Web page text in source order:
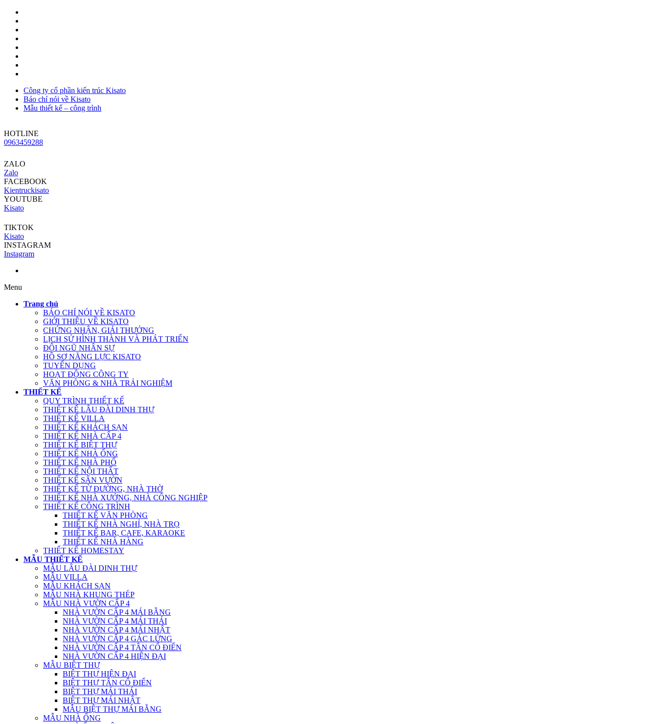
Công ty cổ phần kiến trúc Kisato
Báo chí nói về Kisato
Mẫu thiết kế – công trình
HOTLINE
0963459288
ZALO
Zalo
FACEBOOK
Kientruckisato
YOUTUBE
Kisato
TIKTOK
Kisato
INSTAGRAM
Instagram
Menu
Trang chủ
BÁO CHÍ NÓI VỀ KISATO
GIỚI THIỆU VỀ KISATO
CHỨNG NHẬN, GIẢI THƯỞNG
LỊCH SỬ HÌNH THÀNH VÀ PHÁT TRIỂN
ĐỘI NGŨ NHÂN SỰ
HỒ SƠ NĂNG LỰC KISATO
TUYỂN DỤNG
HOẠT ĐỘNG CÔNG TY
VĂN PHÒNG & NHÀ TRẢI NGHIỆM
THIẾT KẾ
QUY TRÌNH THIẾT KẾ
THIẾT KẾ LÂU ĐÀI DINH THỰ
THIẾT KẾ VILLA
THIẾT KẾ KHÁCH SẠN
THIẾT KẾ NHÀ CẤP 4
THIẾT KẾ BIỆT THỰ
THIẾT KẾ NHÀ ỐNG
THIẾT KẾ NHÀ PHỐ
THIẾT KẾ NỘI THẤT
THIẾT KẾ SÂN VƯỜN
THIẾT KẾ TỪ ĐƯỜNG, NHÀ THỜ
THIẾT KẾ NHÀ XƯỞNG, NHÀ CÔNG NGHIỆP
THIẾT KẾ CÔNG TRÌNH
THIẾT KẾ VĂN PHÒNG
THIẾT KẾ NHÀ NGHỈ, NHÀ TRỌ
THIẾT KẾ BAR, CAFE, KARAOKE
THIẾT KẾ NHÀ HÀNG
THIẾT KẾ HOMESTAY
MẪU THIẾT KẾ
MẪU LÂU ĐÀI DINH THỰ
MẪU VILLA
MẪU KHÁCH SẠN
MẪU NHÀ KHUNG THÉP
MẪU NHÀ VƯỜN CẤP 4
NHÀ VƯỜN CẤP 4 MÁI BẰNG
NHÀ VƯỜN CẤP 4 MÁI THÁI
NHÀ VƯỜN CẤP 4 MÁI NHẬT
NHÀ VƯỜN CẤP 4 GÁC LỬNG
NHÀ VƯỜN CẤP 4 TÂN CỔ ĐIỂN
NHÀ VƯỜN CẤP 4 HIỆN ĐẠI
MẪU BIỆT THỰ
BIỆT THỰ HIỆN ĐẠI
BIỆT THỰ TÂN CỔ ĐIỂN
BIỆT THỰ MÁI THÁI
BIỆT THỰ MÁI NHẬT
MẪU BIỆT THỰ MÁI BẰNG
MẪU NHÀ ỐNG